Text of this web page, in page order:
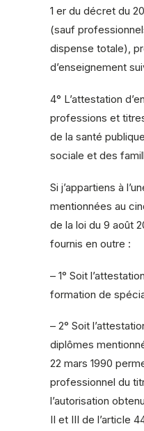
1 er du décret du
(sauf
dispense totale),
d’enseignement
4° L’attestation
professions et
de la santé
sociale et des
Si j’appartiens à
mentionnées au
de la loi du 9 août
fournis en outre :
– 1° Soit
formation de
– 2° Soit
diplômes
22 mars 1990
professionnel du
l’autorisation
II et III de l’article